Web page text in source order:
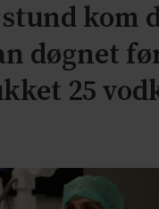
kom
døgnet
25